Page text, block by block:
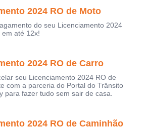
2024 RO de Moto
do seu Licenciamento 2024
em até 12x!
2024 RO de Carro
seu Licenciamento 2024 RO de
com a parceria do Portal do Trânsito
para fazer tudo sem sair de casa.
2024 RO de Caminhão